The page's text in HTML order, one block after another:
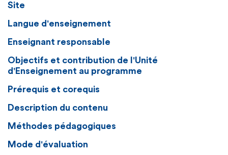
Site
Langue d'enseignement
Enseignant responsable
Objectifs et contribution de l'Unité
d'Enseignement au programme
Prérequis et corequis
Description du contenu
Méthodes pédagogiques
Mode d'évaluation